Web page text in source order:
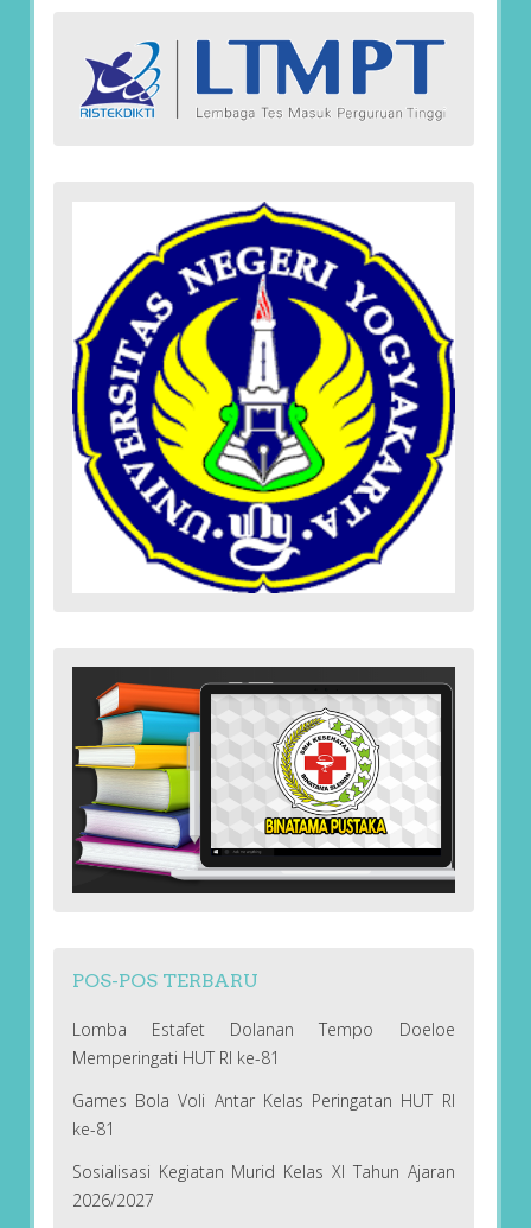
POS-POS TERBARU
Lomba Estafet Dolanan Tempo Doeloe
Memperingati HUT RI ke-81
Games Bola Voli Antar Kelas Peringatan HUT RI
ke-81
Sosialisasi Kegiatan Murid Kelas XI Tahun Ajaran
2026/2027